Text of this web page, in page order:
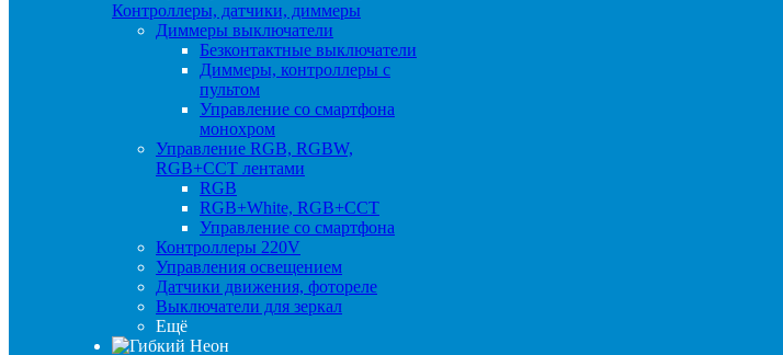
Контроллеры, датчики, диммеры
Диммеры выключатели
Безконтактные выключатели
Диммеры, контроллеры с
пультом
Управление со смартфона
монохром
Управление RGB, RGBW,
RGB+CCT лентами
RGB
RGB+White, RGB+CCT
Управление со смартфона
Контроллеры 220V
Управления освещением
Датчики движения, фотореле
Выключатели для зеркал
Ещё